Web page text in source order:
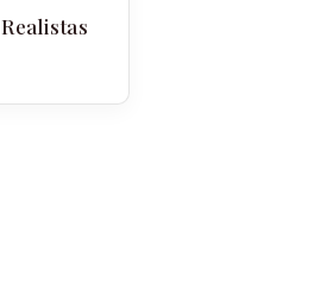
Realistas